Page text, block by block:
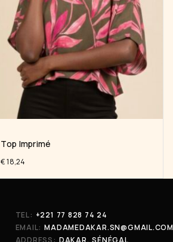
Top Imprimé
€18,24
TEL: +221 77 828 74 24
EMAIL: MADAMEDAKAR.SN@GMAIL.COM
ADDRESS: DAKAR, SÉNÉGAL